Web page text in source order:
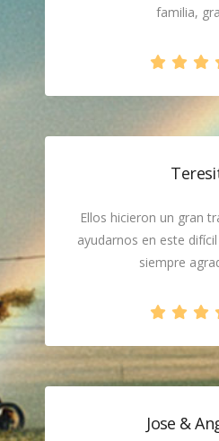
familia,
Ellos hicieron un gran
ayudarnos en este
siempre
Jose &